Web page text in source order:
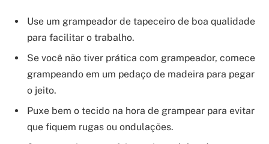
Use um grampeador de tapeceiro de boa qualidade
para facilitar o trabalho.
Se você não tiver prática com grampeador, comece
grampeando em um pedaço de madeira para pegar
o jeito.
Puxe bem o tecido na hora de grampear para evitar
que fiquem rugas ou ondulações.